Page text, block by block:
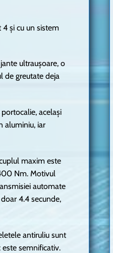
4 și cu un sistem
ultraușoare, o
de greutate deja
același
aluminiu, iar
maxim este
Nm. Motivul
automate
4.4 secunde,
antiruliu sunt
semnificativ.